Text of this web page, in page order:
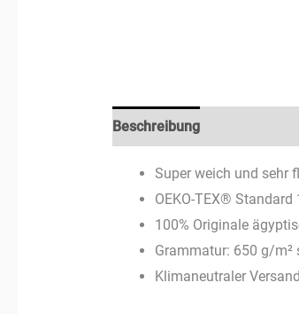
Beschreibung
Super weich und sehr
OEKO-TEX®
100% Originale
Grammatur: 650 g/m²
Klimaneutraler